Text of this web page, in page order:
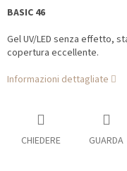
BASIC 46
Gel UV/LED senza effetto,
copertura eccellente.
Informazioni dettagliate
CHIEDERE GUARDA